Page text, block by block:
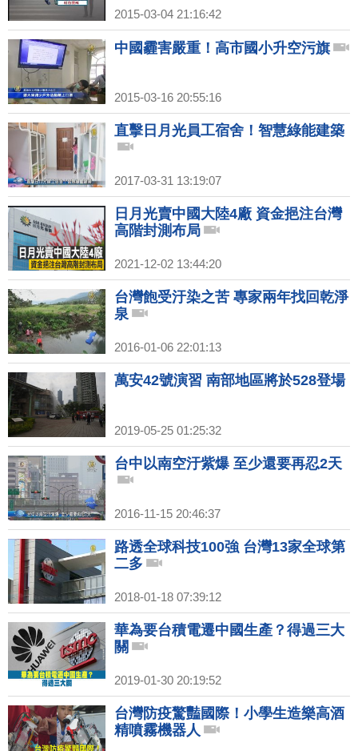
2015-03-04 21:16:42
中國霾害嚴重！高市國小升空污旗
2015-03-16 20:55:16
直擊日月光員工宿舍！智慧綠能建築
2017-03-31 13:19:07
日月光賣中國大陸4廠 資金挹注台灣
高階封測布局
2021-12-02 13:44:20
台灣飽受汙染之苦 專家兩年找回乾淨
泉
2016-01-06 22:01:13
萬安42號演習 南部地區將於528登場
2019-05-25 01:25:32
台中以南空汙紫爆 至少還要再忍2天
2016-11-15 20:46:37
路透全球科技100強 台灣13家全球第
二多
2018-01-18 07:39:12
華為要台積電遷中國生產？得過三大
關
2019-01-30 20:19:52
台灣防疫驚豔國際！小學生造樂高酒
精噴霧機器人